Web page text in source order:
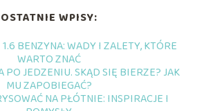
OSTATNIE WPISY:
BENZYNA: WADY I ZALETY, KTÓRE
WARTO ZNAĆ
PO JEDZENIU. SKĄD SIĘ BIERZE? JAK
MU ZAPOBIEGAĆ?
NA PŁÓTNIE: INSPIRACJE I